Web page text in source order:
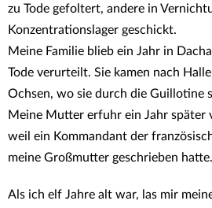
zu Tode gefoltert, andere in
Konzentrationslager geschickt.
Meine Familie blieb ein Jahr in
Tode verurteilt. Sie kamen nach
Ochsen, wo sie durch die Guillotine
Meine Mutter erfuhr ein Jahr später
weil ein Kommandant der
meine Großmutter geschrieben hatte.
Als ich elf Jahre alt war, las mir